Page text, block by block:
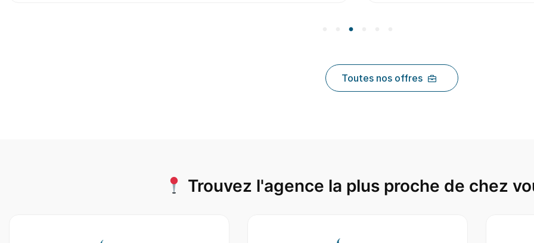
Toutes nos offres
Trouvez l'agence la plus proche de chez